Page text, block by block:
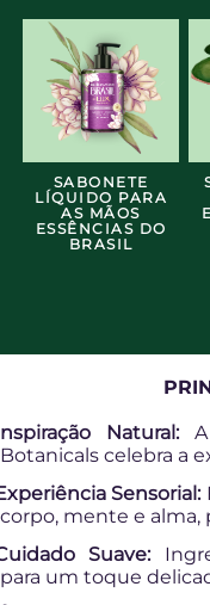
SABONETE
LÍQUIDO PARA
AS MÃOS
ESSÊNCIAS DO
BRASIL
Natural:A
Botanicals celebra a
Sensorial:
corpo, mente e
Suave:
para um toque